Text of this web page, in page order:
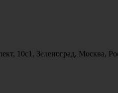
10с1, Зеленоград, Москва,